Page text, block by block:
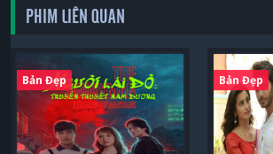
Willie Ruengrit McIntosh
PHIM LIÊN QUAN
Bản Đẹp Bản Đẹp